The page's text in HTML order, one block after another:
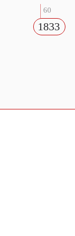
60
1833